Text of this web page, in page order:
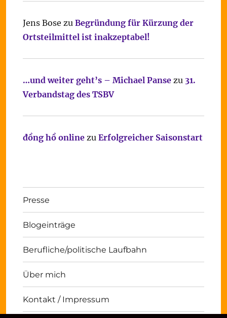
Jens Bose zu Begründung für Kürzung der
Ortsteilmittel ist inakzeptabel!
…und weiter geht’s – Michael Pansezu 31.
Verbandstag des TSBV
đồng hồ onlinezu Erfolgreicher Saisonstart
Presse
Blogeinträge
Berufliche/politische Laufbahn
Über mich
Kontakt / Impressum